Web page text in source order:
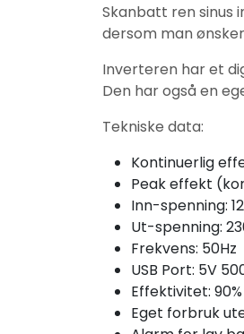
Skanbatt ren sinus
dersom man
Inverteren har et
Den har også en
Tekniske data:
Kontinuerlig
Peak effekt
Inn-spenning:
Ut-spenning:
Frekvens: 50Hz
USB Port: 5V
Effektivitet: 90%
Eget forbruk